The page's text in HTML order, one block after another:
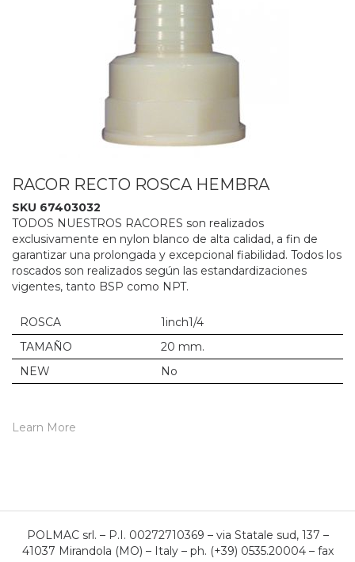
RACOR RECTO ROSCA HEMBRA
SKU 67403032
TODOS NUESTROS RACORES son realizados
exclusivamente en nylon blanco de alta calidad, a fin de
garantizar una prolongada y excepcional fiabilidad. Todos los
roscados son realizados según las estandardizaciones
vigentes, tanto BSP como NPT.
ROSCA
1inch1/4
TAMAÑO
20 mm.
NEW
No
Learn More
POLMAC srl. – P.I. 00272710369 – via Statale sud, 137 –
41037 Mirandola (MO) – Italy – ph. (+39) 0535.20004 – fax